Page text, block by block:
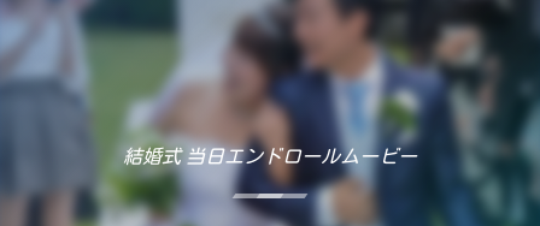
結婚式 当日エンドロールムービー